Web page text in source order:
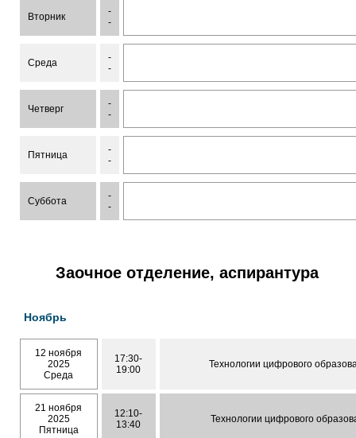
Вторник
-
-
Среда
-
-
Четверг
-
-
Пятница
-
-
Суббота
-
-
Заочное отделение, аспирантура
Ноябрь
12 ноября
2025
Среда
17:30-
19:00
Технологии цифрового
21 ноября
2025
Пятница
12:10-
13:40
Технологии цифрового